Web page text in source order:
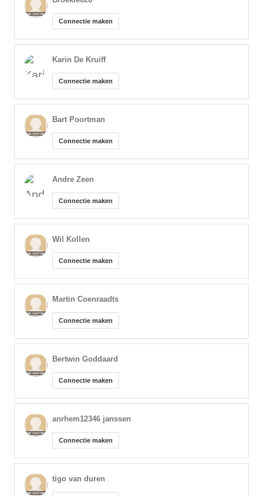
Connectie maken
Karin De Kruiff
Connectie maken
Bart Poortman
Connectie maken
Andre Zeen
Connectie maken
Wil Kollen
Connectie maken
Martin Coenraadts
Connectie maken
Bertwin Goddaard
Connectie maken
anrhem12346 janssen
Connectie maken
tigo van duren